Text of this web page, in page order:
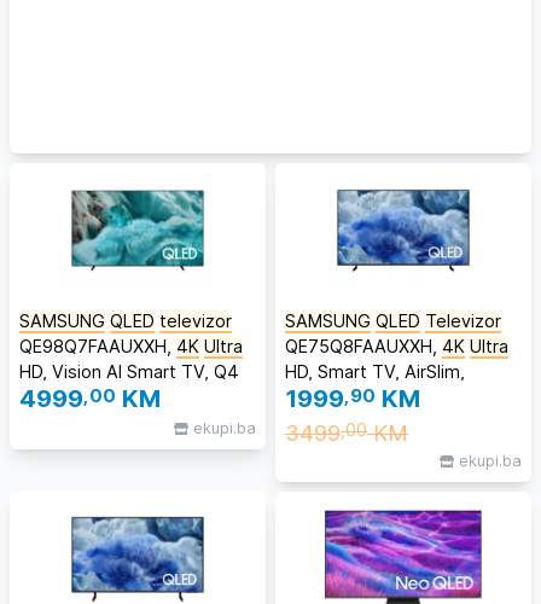
SAMSUNG QLED televizor
QE98Q7FAAUXXH, 4K Ultra
HD, Vision AI Smart TV, Q4
AI Processor, One UI Tizen,
4999,00 KM
ekupi.ba
SAMSUNG QLED Televizor
QE75Q8FAAUXXH, 4K Ultra
HD, Smart TV, AirSlim,
Kvantni HDR, Motion
Xcelerator, Dual LED
tehnologija, Titanium Grey
1999,90 KM
3499,00KM
ekupi.ba